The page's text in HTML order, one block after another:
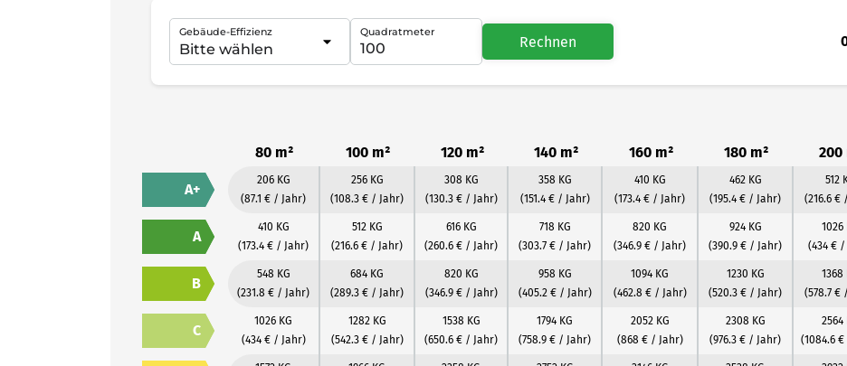
Gebäude-Effizienz Quadratmeter
Rechnen
80 m² 100 m² 120 m² 140 m² 160 m² 180 m² 200
A+
206 KG
(87.1 € / Jahr)
256 KG
(108.3 € / Jahr)
308 KG
(130.3 € / Jahr)
358 KG
(151.4 € / Jahr)
410 KG
(173.4 € / Jahr)
462 KG
(195.4 € / Jahr)
512
(216.6 €
A
410 KG
(173.4 € / Jahr)
512 KG
(216.6 € / Jahr)
616 KG
(260.6 € / Jahr)
718 KG
(303.7 € / Jahr)
820 KG
(346.9 € / Jahr)
924 KG
(390.9 € / Jahr)
1026
(434 €
B
548 KG
(231.8 € / Jahr)
684 KG
(289.3 € / Jahr)
820 KG
(346.9 € / Jahr)
958 KG
(405.2 € / Jahr)
1094 KG
(462.8 € / Jahr)
1230 KG
(520.3 € / Jahr)
1368
(578.7 €
C
1026 KG
(434 € / Jahr)
1282 KG
(542.3 € / Jahr)
1538 KG
(650.6 € / Jahr)
1794 KG
(758.9 € / Jahr)
2052 KG
(868 € / Jahr)
2308 KG
(976.3 € / Jahr)
2564
(1084.6